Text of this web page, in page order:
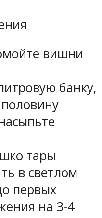
вишни
банку,
тары
в светлом
первых
на 3-4